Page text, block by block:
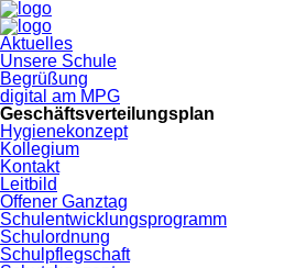
Navigation
überspringen
Aktuelles
Unsere Schule
Begrüßung
digital am MPG
Geschäftsverteilungsplan
Hygienekonzept
Kollegium
Kontakt
Leitbild
Offener Ganztag
Schulentwicklungsprogramm
Schulordnung
Schulpflegschaft